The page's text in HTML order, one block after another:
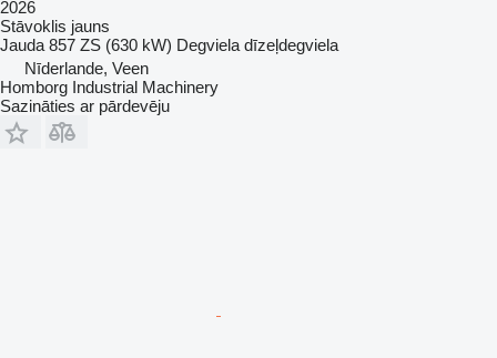
2026
Stāvoklis jauns
Jauda 857 ZS (630 kW) Degviela dīzeļdegviela
Nīderlande, Veen
Homborg Industrial Machinery
Sazināties ar pārdevēju